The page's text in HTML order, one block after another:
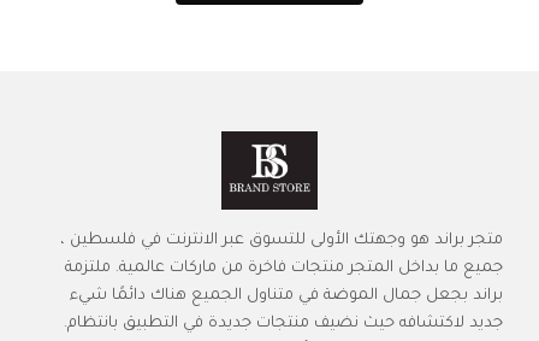
متجر براند هو وجهتك الأولى للتسوق عبر الانترنت في فلسطين ،
جميع ما بداخل المتجر منتجات فاخرة من ماركات عالمية. ملتزمة
براند بجعل جمال الموضة في متناول الجميع هناك دائمًا شيء
جديد لاكتشافه حيث نضيف منتجات جديدة في التطبيق بانتظام.